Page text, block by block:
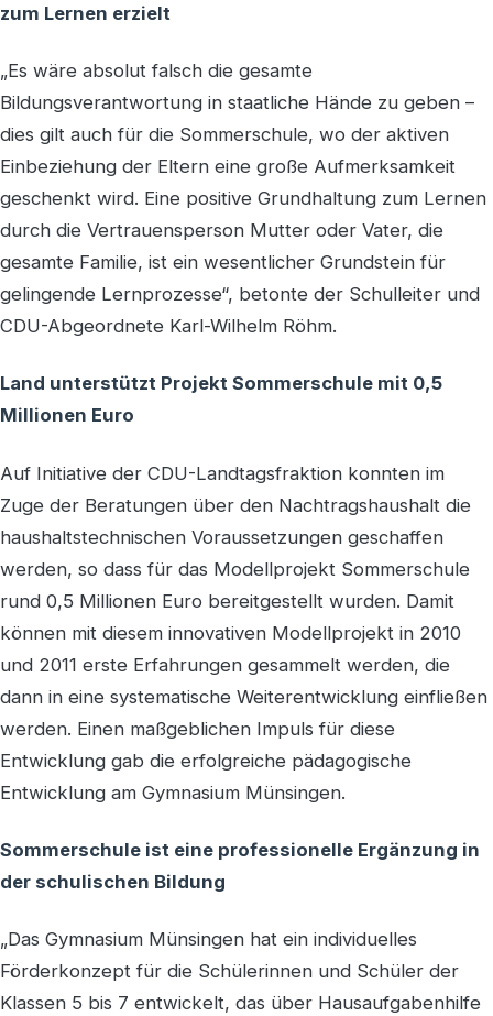
zum Lernen erzielt
„Es wäre absolut falsch die gesamte
Bildungsverantwortung in staatliche Hände zu geben –
dies gilt auch für die Sommerschule, wo der aktiven
Einbeziehung der Eltern eine große Aufmerksamkeit
geschenkt wird. Eine positive Grundhaltung zum Lernen
durch die Vertrauensperson Mutter oder Vater, die
gesamte Familie, ist ein wesentlicher Grundstein für
gelingende Lernprozesse“, betonte der Schulleiter und
CDU-Abgeordnete Karl-Wilhelm Röhm.
Land unterstützt Projekt Sommerschule mit 0,5
Millionen Euro
Auf Initiative der CDU-Landtagsfraktion konnten im
Zuge der Beratungen über den Nachtragshaushalt die
haushaltstechnischen Voraussetzungen geschaffen
werden, so dass für das Modellprojekt Sommerschule
rund 0,5 Millionen Euro bereitgestellt wurden. Damit
können mit diesem innovativen Modellprojekt in 2010
und 2011 erste Erfahrungen gesammelt werden, die
dann in eine systematische Weiterentwicklung einfließen
werden. Einen maßgeblichen Impuls für diese
Entwicklung gab die erfolgreiche pädagogische
Entwicklung am Gymnasium Münsingen.
Sommerschule ist eine professionelle Ergänzung in
der schulischen Bildung
„Das Gymnasium Münsingen hat ein individuelles
Förderkonzept für die Schülerinnen und Schüler der
Klassen 5 bis 7 entwickelt, das über Hausaufgabenhilfe